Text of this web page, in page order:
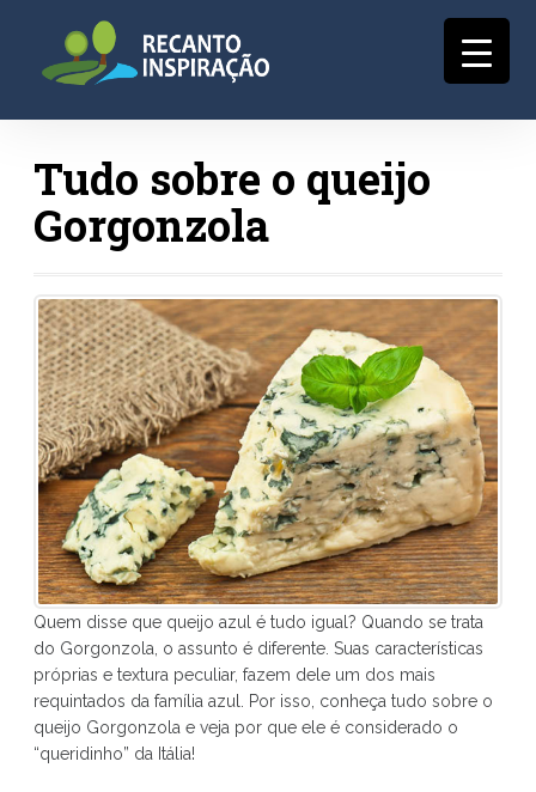
Tudo sobre o queijo
Gorgonzola
Quem disse que queijo azul é tudo igual? Quando se trata
do Gorgonzola, o assunto é diferente. Suas características
próprias e textura peculiar, fazem dele um dos mais
requintados da família azul. Por isso, conheça tudo sobre o
queijo Gorgonzola e veja por que ele é considerado o
“queridinho” da Itália!